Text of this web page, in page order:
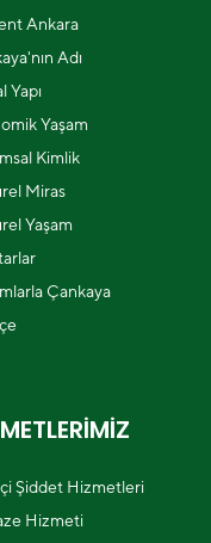
Ankara
Adı
Yapı
Yaşam
Kimlik
Miras
Yaşam
Çankaya
Şiddet Hizmetleri
Hizmeti